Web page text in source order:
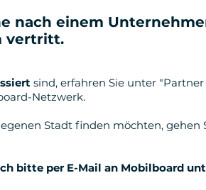
nach einem
vertritt.
sind, erfahren Sie unter
Netzwerk.
Stadt finden möchten, gehen
bitte per E-Mail an Mobilboard